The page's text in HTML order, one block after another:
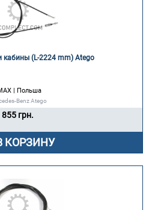
кабины (L-2224 mm) Atego
| Польша
Benz Atego
855 грн.
КОРЗИНУ